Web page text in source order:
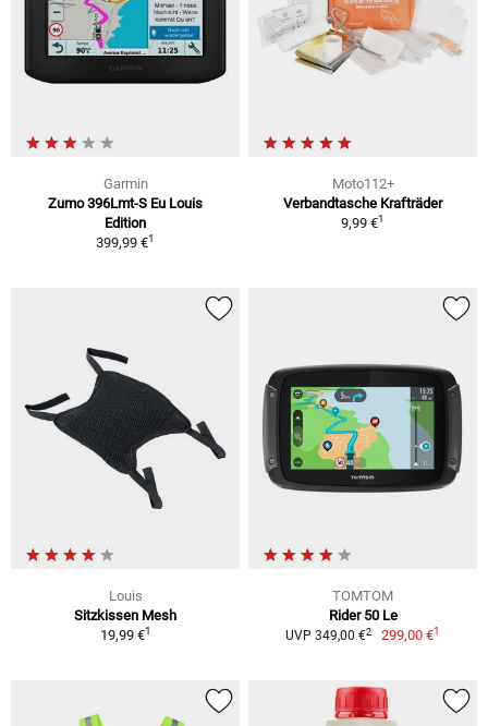
Garmin
Zumo 396Lmt-S Eu Louis
Edition
399,99 €1
Moto112+
Verbandtasche Krafträder
9,99 €1
Louis
Sitzkissen Mesh
19,99 €1
TOMTOM
Rider 50 Le
UVP 349,00 €2 299,00 €1